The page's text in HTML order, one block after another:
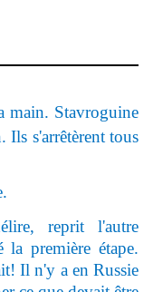
main. Stavroguine
Ils s'arrêtèrent tous
élire, reprit l'autre
la première étape.
Il n'y a en Russie